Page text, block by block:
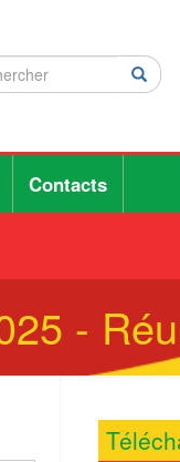
Contacts
-